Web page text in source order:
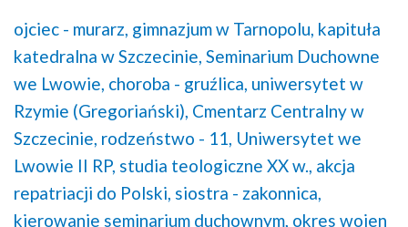
ojciec - murarz, gimnazjum w Tarnopolu, kapituła
katedralna w Szczecinie, Seminarium Duchowne
we Lwowie, choroba - gruźlica, uniwersytet w
Rzymie (Gregoriański), Cmentarz Centralny w
Szczecinie, rodzeństwo - 11, Uniwersytet we
Lwowie II RP, studia teologiczne XX w., akcja
repatriacji do Polski, siostra - zakonnica,
kierowanie seminarium duchownym, okres wojen